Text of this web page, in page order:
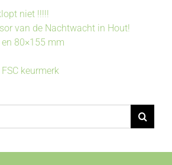
niet !!!!!
van de Nachtwacht in Hout!
80×155 mm
keurmerk